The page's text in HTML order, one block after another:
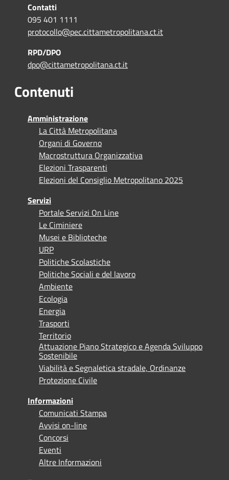
Contatti
095 401 1111
protocollo@pec.cittametropolitana.ct.it
RPD/DPO
dpo@cittametropolitana.ct.it
Contenuti
Amministrazione
La Città Metropolitana
Organi di Governo
Macrostruttura Organizzativa
Elezioni Trasparenti
Elezioni del Consiglio Metropolitano 2025
Servizi
Portale Servizi On Line
Le Ciminiere
Musei e Biblioteche
URP
Politiche Scolastiche
Politiche Sociali e del lavoro
Ambiente
Ecologia
Energia
Trasporti
Territorio
Attuazione Piano Strategico e Agenda Sviluppo
Sostenibile
Viabilità e Segnaletica stradale, Ordinanze
Protezione Civile
Informazioni
Comunicati Stampa
Avvisi on-line
Concorsi
Eventi
Altre Informazioni